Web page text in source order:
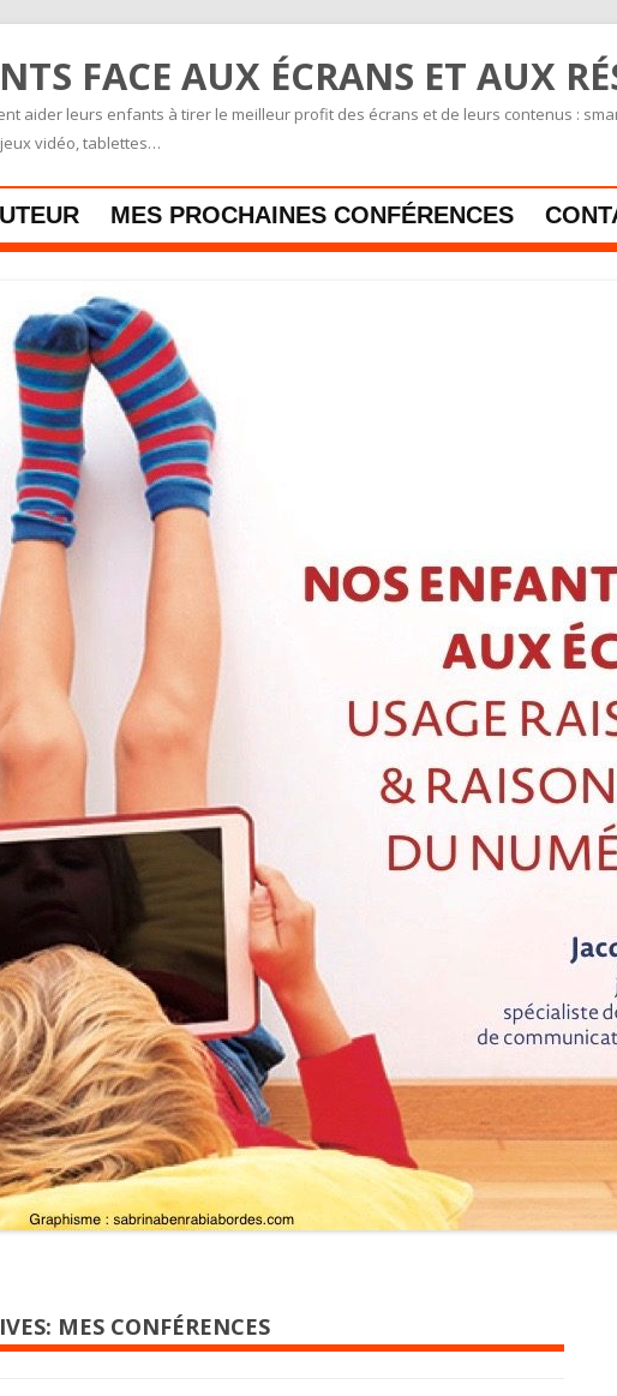
FACE AUX ÉCRANS ET AUX
aider leurs enfants à tirer le meilleur profit des écrans et de leurs contenus :
vidéo, tablettes…
Skip to content
MES PROCHAINES CONFÉRENCES
MES CONFÉRENCES